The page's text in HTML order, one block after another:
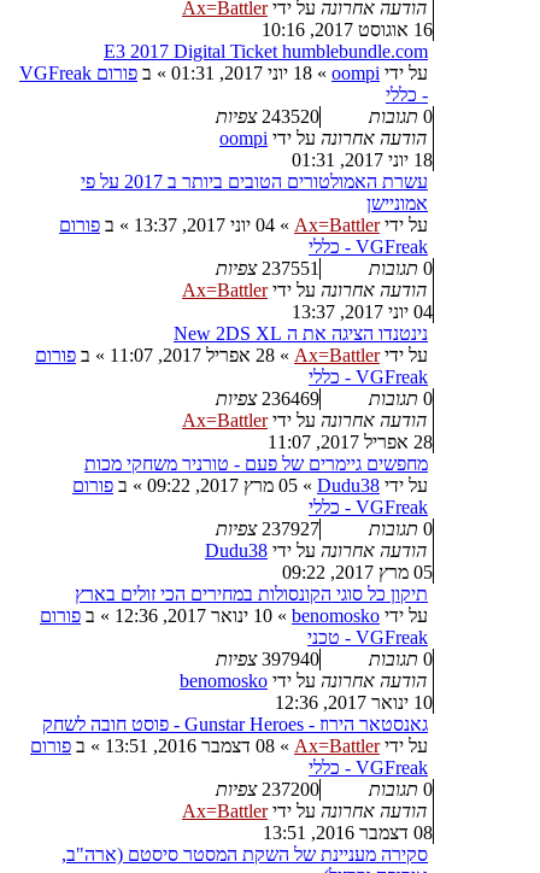
הודעה אחרונה על ידיAx=Battler
16 אוגוסט 2017, 10:16
E3 2017 Digital Ticket humblebundle.com
על ידי oompi
» 18 יוני 2017, 01:31 » ב
פורום VGFreak
- כללי
0 תגובות 243520 צפיות
הודעה אחרונה על ידי oompi
18 יוני 2017, 01:31
עשרת האמולטורים הטובים ביותר ב 2017 על פי
אמוניישן
על ידיAx=Battler
» 04 יוני 2017, 13:37 » ב פורום
VGFreak - כללי
0 תגובות 237551 צפיות
הודעה אחרונה על ידיAx=Battler
04 יוני 2017, 13:37
נינטנדו הציגה את ה New 2DS XL
על ידיAx=Battler
» 28 אפריל 2017, 11:07 » ב פורום
VGFreak - כללי
0 תגובות 236469 צפיות
הודעה אחרונה על ידיAx=Battler
28 אפריל 2017, 11:07
מחפשים גיימרים של פעם - טורניר משחקי מכות
על ידי Dudu38
» 05 מרץ 2017, 09:22 » ב פורום
VGFreak - כללי
0 תגובות 237927 צפיות
הודעה אחרונה על ידי Dudu38
05 מרץ 2017, 09:22
תיקון כל סוגי הקונסולות במחירים הכי זולים בארץ
על ידי benomosko
» 10 ינואר 2017, 12:36 » ב פורום
VGFreak - טכני
0 תגובות 397940 צפיות
הודעה אחרונה על ידי benomosko
10 ינואר 2017, 12:36
גאנסטאר הירוז - Gunstar Heroes - פוסט חובה לשחק
על ידיAx=Battler
» 08 דצמבר 2016, 13:51 » ב פורום
VGFreak - כללי
0 תגובות 237200 צפיות
הודעה אחרונה על ידיAx=Battler
08 דצמבר 2016, 13:51
סקירה מעניינת של השקת המסטר סיסטם (ארה"ב,